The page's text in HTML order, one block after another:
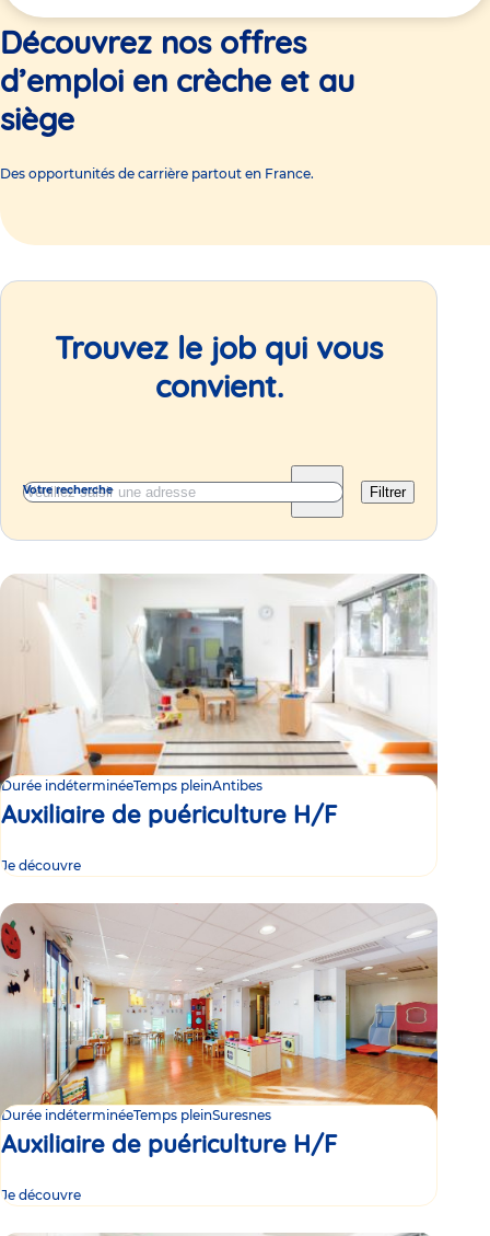
ici
Découvrez nos offres
d’emploi en crèche et au
siège
Des opportunités de carrière partout en France.
Trouvez le job qui vous
convient.
Votre recherche Filtrer
Durée indéterminéeTemps pleinAntibes
Auxiliaire de puériculture H/F
Je découvre
Durée indéterminéeTemps pleinSuresnes
Auxiliaire de puériculture H/F
Je découvre